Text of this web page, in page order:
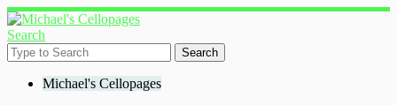
Search
Michael's Cellopages